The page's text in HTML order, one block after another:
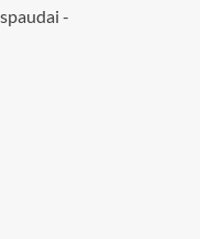
spaudai -